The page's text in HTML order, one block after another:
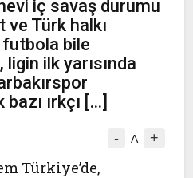
iç savaş durumu
ve Türk halkı
futbola bile
ligin ilk yarısında
ırkçı […]
- A +
Türkiye’de,